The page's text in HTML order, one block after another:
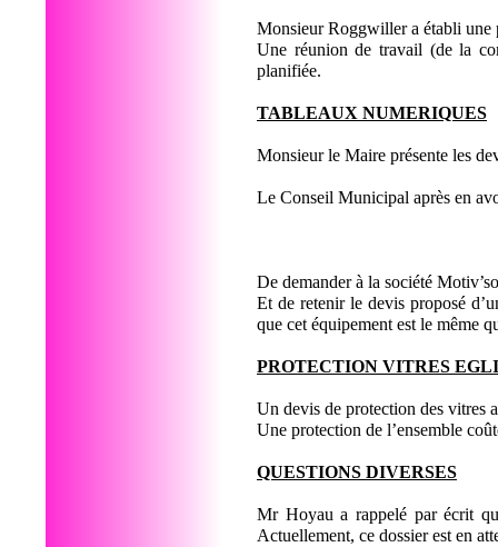
Monsieur Roggwiller a établi une
Une réunion de travail (de la
planifiée.
TABLEAUX NUMERIQUES
Monsieur le Maire présente les
Le Conseil Municipal après en
De demander à la société
Et de retenir le devis proposé
que cet équipement est le même
PROTECTION VITRES
Un devis de protection des vitres
Une protection de l’ensemble
QUESTIONS DIVERSES
Mr Hoyau a rappelé par écrit
Actuellement, ce dossier est en